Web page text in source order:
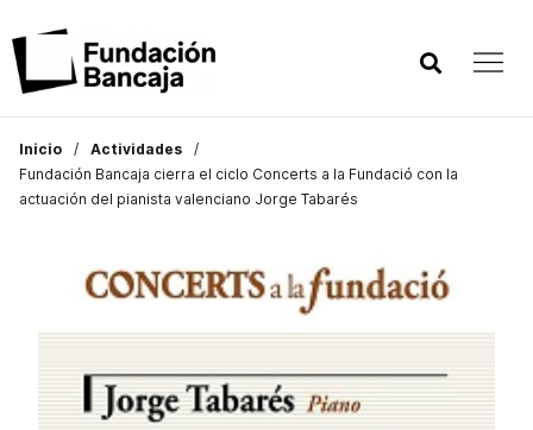
Inicio
Actividades
Fundación Bancaja cierra el ciclo Concerts a la Fundació con la
actuación del pianista valenciano Jorge Tabarés